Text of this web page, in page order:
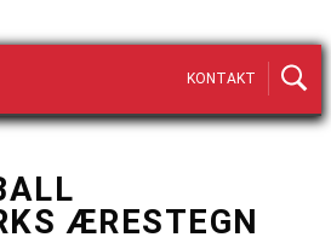
KONTAKT
ÆRESTEGN